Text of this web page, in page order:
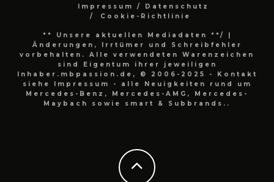
Impressum / Datenschutz
Cookie-Richtlinie
** Unsere aktuellen Mediadaten **/
|
Änderungen, Irrtümer und Schreibfehler
vorbehalten. Alle verwendeten Warenzeichen
sind Eigentum ihrer jeweiligen
Inhaber.mbpassion.de, © 2006-2025 - Kontakt
siehe Impressum - alle Neuigkeiten rund um
Mercedes-Benz, Mercedes-AMG, Mercedes-
Maybach sowie smart & Subbrands..